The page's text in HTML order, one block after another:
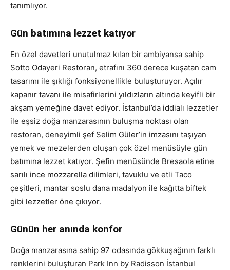
tanımlıyor.
Gün batımına lezzet katıyor
En özel davetleri unutulmaz kılan bir ambiyansa sahip
Sotto Odayeri Restoran, etrafını 360 derece kuşatan cam
tasarımı ile şıklığı fonksiyonellikle buluşturuyor. Açılır
kapanır tavanı ile misafirlerini yıldızların altında keyifli bir
akşam yemeğine davet ediyor. İstanbul’da iddialı lezzetler
ile eşsiz doğa manzarasının buluşma noktası olan
restoran, deneyimli şef Selim Güler’in imzasını taşıyan
yemek ve mezelerden oluşan çok özel menüsüyle gün
batımına lezzet katıyor. Şefin menüsünde Bresaola etine
sarılı ince mozzarella dilimleri, tavuklu ve etli Taco
çeşitleri, mantar soslu dana madalyon ile kağıtta biftek
gibi lezzetler öne çıkıyor.
Günün her anında konfor
Doğa manzarasına sahip 97 odasında gökkuşağının farklı
renklerini buluşturan Park Inn by Radisson İstanbul